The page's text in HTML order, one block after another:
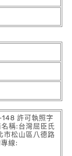
許可執照字
稱:台灣屈臣氏
市松山區八德路
線: